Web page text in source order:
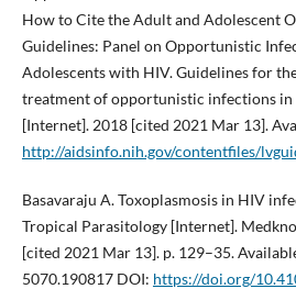
How to Cite the Adult and Adolescent
Guidelines: Panel on Opportunistic
Adolescents with HIV. Guidelines for
treatment of opportunistic infections in
[Internet]. 2018 [cited 2021 Mar 13].
http://aidsinfo.nih.gov/contentfiles/
Basavaraju A. Toxoplasmosis in HIV
Tropical Parasitology [Internet].
[cited 2021 Mar 13]. p. 129–35.
5070.190817 DOI: https://doi.org/